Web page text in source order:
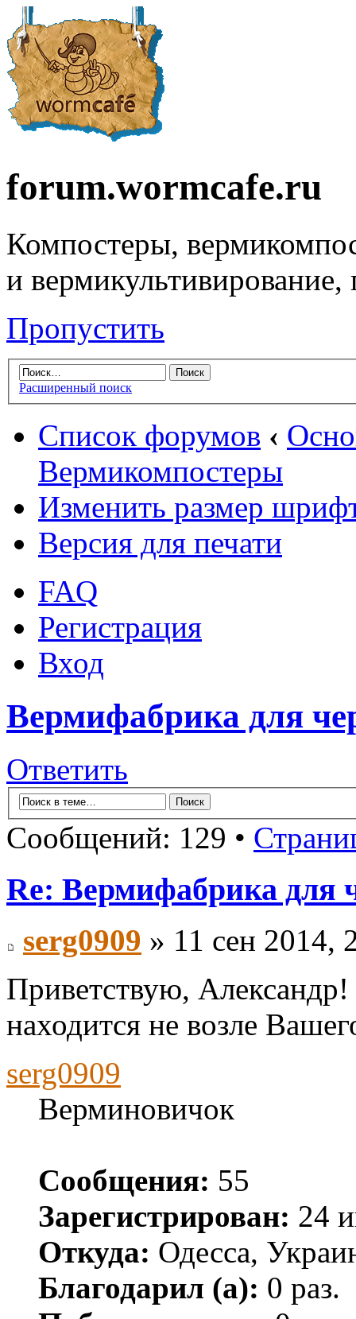
forum.wormcafe.ru
Компостеры,
и
Пропустить
Расширенный поиск
Список форумов ‹
Вермикомпостеры
Изменить размер
Версия для печати
FAQ
Регистрация
Вход
Вермифабрика для
Ответить
Сообщений: 129 •
Re: Вермифабрика для
serg0909 » 11 сен 2014,
Приветствую,
находится не возле
serg0909
Верминовичок
Сообщения: 55
Зарегистрирован: 24
Откуда: Одесса,
Благодарил (а): 0 раз.